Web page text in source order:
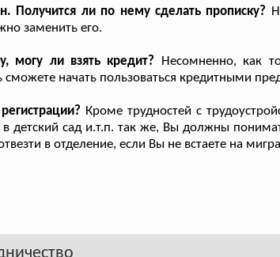
Получится ли по нему сделать прописку?
заменить его.
могу ли взять кредит? Несомненно, как
начать пользоваться кредитными
Кроме трудностей с
детский сад и.т.п. так же, Вы должны
в отделение, если Вы не встаете на